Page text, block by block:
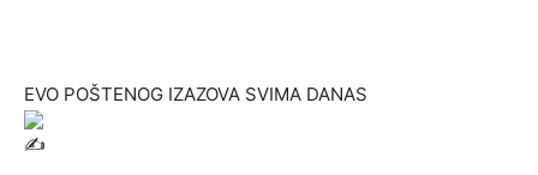
EVO POŠTENOG IZAZOVA SVIMA DANAS